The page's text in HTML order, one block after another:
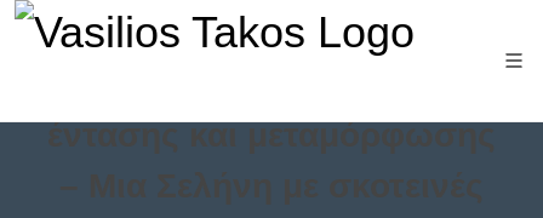
έντασης και μεταμόρφωσης